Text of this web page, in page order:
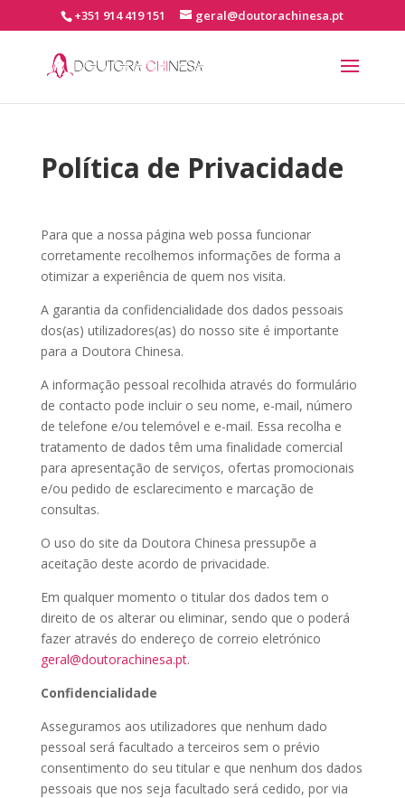
+351 914 419 151 geral@doutorachinesa.pt
Política de Privacidade
Para que a nossa página web possa funcionar
corretamente recolhemos informações de forma a
otimizar a experiência de quem nos visita.
A garantia da confidencialidade dos dados pessoais
dos(as) utilizadores(as) do nosso site é importante
para a Doutora Chinesa.
A informação pessoal recolhida através do formulário
de contacto pode incluir o seu nome, e-mail, número
de telefone e/ou telemóvel e e-mail. Essa recolha e
tratamento de dados têm uma finalidade comercial
para apresentação de serviços, ofertas promocionais
e/ou pedido de esclarecimento e marcação de
consultas.
O uso do site da Doutora Chinesa pressupõe a
aceitação deste acordo de privacidade.
Em qualquer momento o titular dos dados tem o
direito de os alterar ou eliminar, sendo que o poderá
fazer através do endereço de correio eletrónico
geral@doutorachinesa.pt.
Confidencialidade
Asseguramos aos utilizadores que nenhum dado
pessoal será facultado a terceiros sem o prévio
consentimento do seu titular e que nenhum dos dados
pessoais que nos seja facultado será cedido, por via